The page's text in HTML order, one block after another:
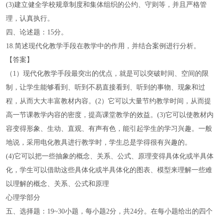
(3)建立健全学校规章制度和集体组织的公约、守则等，并且严格管
理，认真执行。
四、论述题：15分。
18.简述现代化教学手段在教学中的作用，并结合案例进行分析。
【答案】
（1）现代化教学手段最突出的优点，就是可以突破时间、空间的限
制，让学生能够看到、听到不易直接看到、听到的事物、现象和过
程，从而大大丰富教材内容。(2）它可以大量节约教学时间，从而提
高一节课教学内容的密度，提高课堂教学的效益。(3)它可以使教材内
容变得形象、生动、直观、有声有色，能引起学生的学习兴趣。一般
地说，采用电化教具进行教学时，学生总是学得很有兴趣的。
(4)它可以把一些抽象的概念、关系、公式、原理变得具体化或半具体
化，学生可以借助这些具体化或半具体化的图表、模型来理解一些难
以理解的概念、关系、公式和原理
心理学部分
五、选择题：19~30小题，每小题2分，共24分。在每小题给出的四个